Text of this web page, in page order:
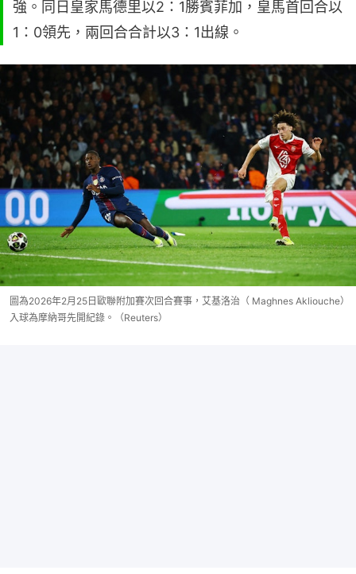
強。同日皇家馬德里以2：1勝賓菲加，皇馬首回合以
1：0領先，兩回合合計以3：1出線。
圖為2026年2月25日歐聯附加賽次回合賽事，艾基洛治（ Maghnes Akliouche）
入球為摩納哥先開紀錄。（Reuters）